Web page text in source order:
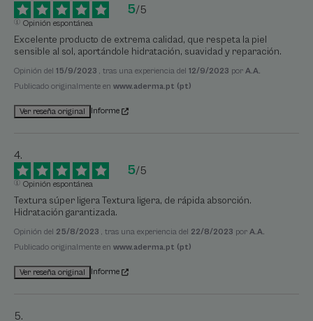
5/5
Opinión espontánea
Excelente producto de extrema calidad, que respeta la piel
sensible al sol, aportándole hidratación, suavidad y reparación.
Opinión del 15/9/2023 , tras una experiencia del 12/9/2023 por A.A.
Publicado originalmente en www.aderma.pt (pt)
Ver reseña original Informe
5/5
Opinión espontánea
Textura súper ligera Textura ligera, de rápida absorción.
Hidratación garantizada.
Opinión del 25/8/2023 , tras una experiencia del 22/8/2023 por A.A.
Publicado originalmente en www.aderma.pt (pt)
Ver reseña original Informe